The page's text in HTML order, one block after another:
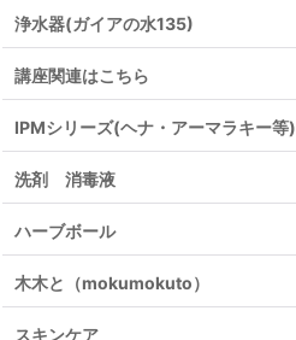
浄水器(ガイアの水135)
講座関連はこちら
IPMシリーズ(ヘナ・アーマラキー等)
洗剤 消毒液
ハーブボール
木木と（mokumokuto）
スキンケア